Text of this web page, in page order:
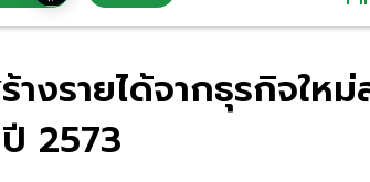
งรายได้จากธุรกิจให
2573